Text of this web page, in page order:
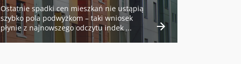
Ostatnie spadki cen mieszkań nie ustąpią
szybko pola podwyżkom – taki wniosek
płynie z najnowszego odczytu indek ...